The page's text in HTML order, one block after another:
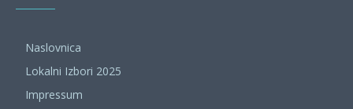
Naslovnica
Lokalni Izbori 2025
Impressum